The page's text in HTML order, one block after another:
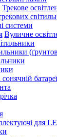
Трекове
системи
Вуличне
батареї
для